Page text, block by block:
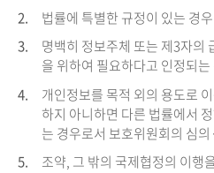
2.
법률에 특별한 규정이 있는 경우
3.
명백히 정보주체 또는 제3자의
을 위하여 필요하다고 인정되는
4.
개인정보를 목적 외의 용도로
하지 아니하면 다른 법률에서
는 경우로서 보호위원회의 심
5.
조약, 그 밖의 국제협정의 이행